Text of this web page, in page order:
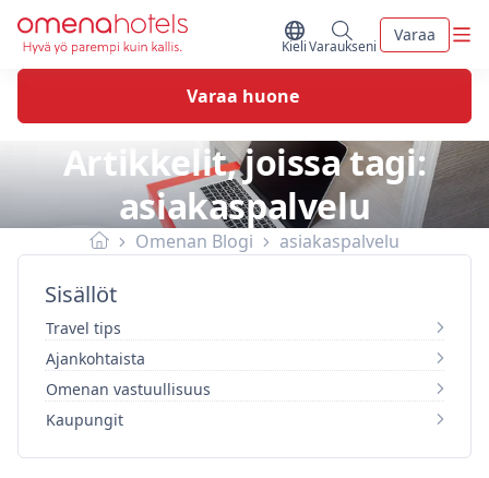
Skip to content
Vaihda kieltä
Kieli Minun varaukseni
Varaukseni
Varaa
Varaa huone
Artikkelit, joissa tagi:
asiakaspalvelu
Omenan Blogi asiakaspalvelu
Sisällöt
Travel tips
Ajankohtaista
Omenan vastuullisuus
Kaupungit